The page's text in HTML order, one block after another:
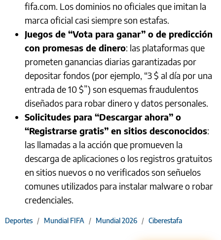
fifa.com. Los dominios no oficiales que imitan la
marca oficial casi siempre son estafas.
Juegos de “Vota para ganar” o de predicción
con promesas de dinero: las plataformas que
prometen ganancias diarias garantizadas por
depositar fondos (por ejemplo, “3 $ al día por una
entrada de 10 $”) son esquemas fraudulentos
diseñados para robar dinero y datos personales.
Solicitudes para “Descargar ahora” o
“Registrarse gratis” en sitios desconocidos:
las llamadas a la acción que promueven la
descarga de aplicaciones o los registros gratuitos
en sitios nuevos o no verificados son señuelos
comunes utilizados para instalar malware o robar
credenciales.
Deportes / Mundial FIFA / Mundial 2026 / Ciberestafa